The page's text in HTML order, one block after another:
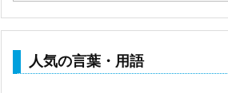
人気の言葉・用語